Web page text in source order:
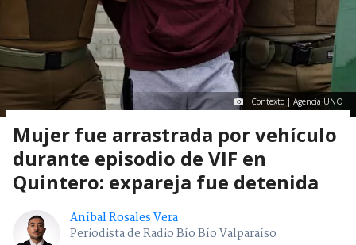
Contexto | Agencia UNO
Mujer fue arrastrada por vehículo
durante episodio de VIF en
Quintero: expareja fue detenida
Aníbal Rosales Vera
Periodista de Radio Bío Bío Valparaíso